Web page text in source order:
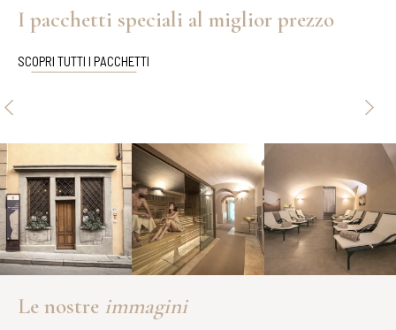
I pacchetti speciali al miglior prezzo
SCOPRI TUTTI I PACCHETTI
Le nostre immagini